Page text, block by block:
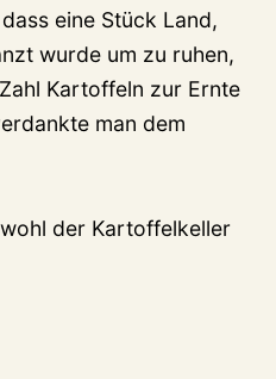
eine Stück Land,
wurde um zu ruhen,
Kartoffeln zur Ernte
man dem
der Kartoffelkeller